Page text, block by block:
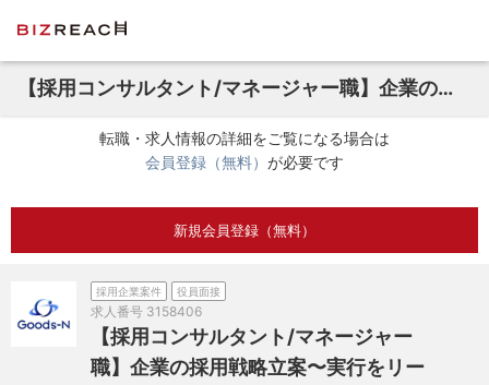
【採用コンサルタント/マネージャー職】企業の採用戦略立案〜実行をリード/急成長組織のマネジメント業務
転職・求人情報の詳細をご覧になる場合は
会員登録（無料） が必要です
新規会員登録（無料）
採用企業案件 役員面接
求人番号 3158406
【採用コンサルタント/マネージャー
職】企業の採用戦略立案〜実行をリー